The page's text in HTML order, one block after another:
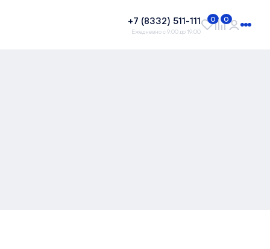
+7 (8332) 511-111
Ежедневно с 9:00 до 19:00
0 0